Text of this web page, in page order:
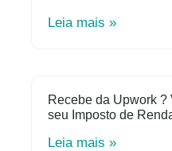
Leia mais »
Recebe da Upwork
seu Imposto de
Leia mais »